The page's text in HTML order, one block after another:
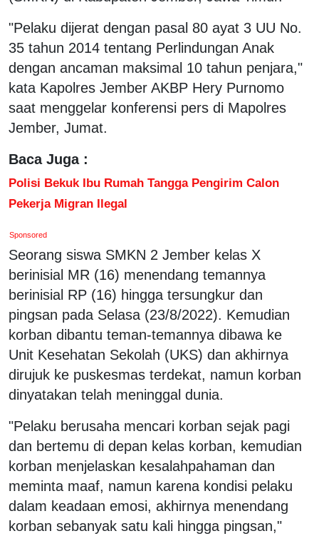
"Pelaku dijerat dengan pasal 80 ayat 3 UU No.
35 tahun 2014 tentang Perlindungan Anak
dengan ancaman maksimal 10 tahun penjara,"
kata Kapolres Jember AKBP Hery Purnomo
saat menggelar konferensi pers di Mapolres
Jember, Jumat.
Baca Juga :
Polisi Bekuk Ibu Rumah Tangga Pengirim Calon
Pekerja Migran Ilegal
Sponsored
Seorang siswa SMKN 2 Jember kelas X
berinisial MR (16) menendang temannya
berinisial RP (16) hingga tersungkur dan
pingsan pada Selasa (23/8/2022). Kemudian
korban dibantu teman-temannya dibawa ke
Unit Kesehatan Sekolah (UKS) dan akhirnya
dirujuk ke puskesmas terdekat, namun korban
dinyatakan telah meninggal dunia.
"Pelaku berusaha mencari korban sejak pagi
dan bertemu di depan kelas korban, kemudian
korban menjelaskan kesalahpahaman dan
meminta maaf, namun karena kondisi pelaku
dalam keadaan emosi, akhirnya menendang
korban sebanyak satu kali hingga pingsan,"